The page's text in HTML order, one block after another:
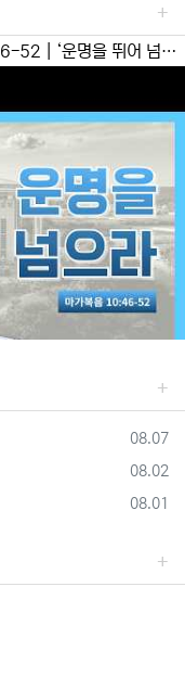
2026. 3. 8 주일예배 말씀 | 마가복음 10:46-52 | ‘운명을 뛰어 넘으라’ 이성준 담임목사
등록일
08.07
등록일
08.02
등록일
08.01